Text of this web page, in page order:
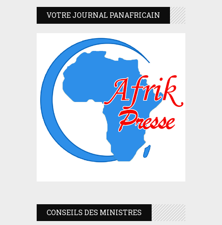
VOTRE JOURNAL PANAFRICAIN
CONSEILS DES MINISTRES